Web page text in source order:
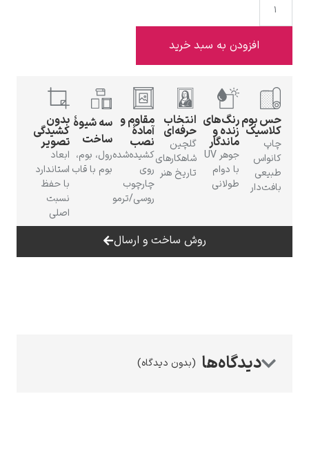
ادوارد هاپر
ادگار دگا
افزودن به سبد خرید
حس بوم
کلاسیک
چاپ
کانواس
طبیعی
بافت‌دار
رنگ‌های
زنده و
ماندگار
جوهر UV
با دوام
طولانی
انتخاب
حرفه‌ای
گلچین
شاهکارهای
تاریخ هنر
مقاوم و
آمادهٔ
نصب
کشیده‌شده
روی
چارچوب
روسی/ترمو
سه شیوهٔ
ساخت
رول، بوم،
بوم با قاب
بدون
کشیدگی
تصویر
ابعاد
استاندارد
با حفظ
نسبت
اصلی
روش ساخت و ارسال
(بدون دیدگاه)